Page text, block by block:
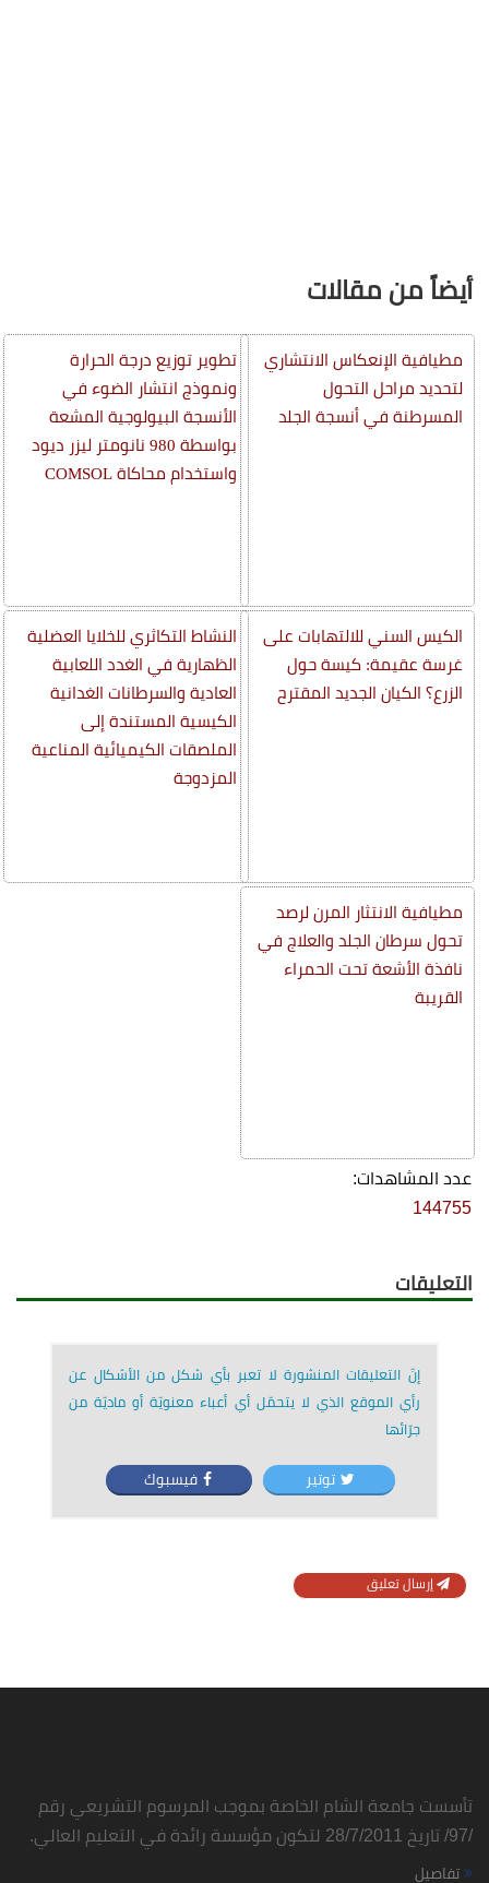
أيضاً من مقالات
مطيافية الإنعكاس الانتشاري
لتحديد مراحل التحول
المسرطنة في أنسجة الجلد
الكيس السني للالتهابات على
غرسة عقيمة: كيسة حول
الزرع؟ الكيان الجديد المقترح
مطيافية الانتثار المرن لرصد
تحول سرطان الجلد والعلاج في
نافذة الأشعة تحت الحمراء
القريبة
تطوير توزيع درجة الحرارة
ونموذج انتشار الضوء في
الأنسجة البيولوجية المشعة
بواسطة 980 نانومتر ليزر ديود
واستخدام محاكاة COMSOL
النشاط التكاثري للخلايا العضلية
الظهارية في الغدد اللعابية
العادية والسرطانات الغدانية
الكيسية المستندة إلى
الملصقات الكيميائية المناعية
المزدوجة
عدد المشاهدات:
144755
التعليقات
إنّ التعليقات المنشورة لا تعبر بأي شكل من الأشكال عن
رأي الموقع الذي لا يتحمّل أي أعباء معنويّة أو ماديّة من
جرّائها
توتير فيسبوك
إرسال تعليق
تأسست جامعة الشام الخاصة بموجب المرسوم التشريعي رقم
/97/ تاريخ 28/7/2011 لتكون مؤسسة رائدة في التعليم العالي.
تفاصيل